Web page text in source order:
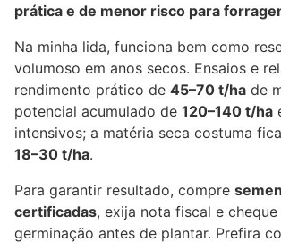
prática e de menor risco para
Na minha lida, funciona bem como
volumoso em anos secos. Ensaios e
rendimento prático de 45–70 t/ha de
potencial acumulado de 120–140 t/ha
intensivos; a matéria seca costuma
18–30 t/ha.
Para garantir resultado, compre
certificadas, exija nota fiscal e
germinação antes de plantar. Prefira